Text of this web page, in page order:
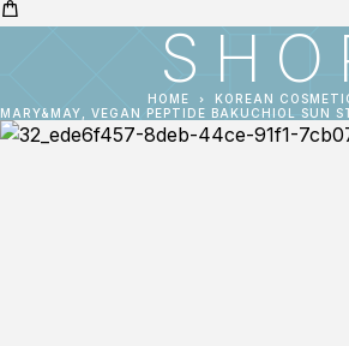
HOME
KOREAN
MARY&MAY, VEGAN PEPTIDE BAKUCHIOL SUN